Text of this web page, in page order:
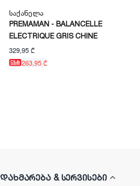
Საქანელა
PREMAMAN - BALANCELLE
ELECTRIQUE GRIS CHINE
329,95 ₾
263,95 ₾
ᲓᲐᲮᲛᲐᲠᲔᲑᲐ & ᲡᲔᲠᲕᲘᲡᲔᲑᲘ